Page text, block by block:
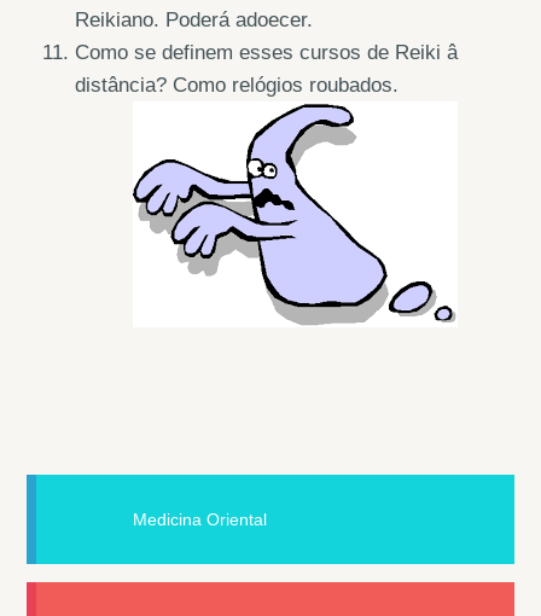
Reikiano. Poderá adoecer.
Como se definem esses cursos de Reiki â
distância? Como relógios roubados.
Medicina Oriental